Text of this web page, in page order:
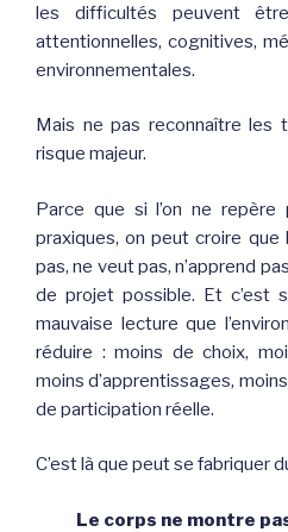
les difficultés peuvent
attentionnelles, cognitives,
environnementales.
Mais ne pas reconnaître les
risque majeur.
Parce que si l’on ne
praxiques, on peut croire que
pas, ne veut pas, n’apprend
de projet possible. Et c’est
mauvaise lecture que
réduire : moins de choix,
moins d’apprentissages,
de participation réelle.
C’est là que peut se fabriquer
Le corps ne montre